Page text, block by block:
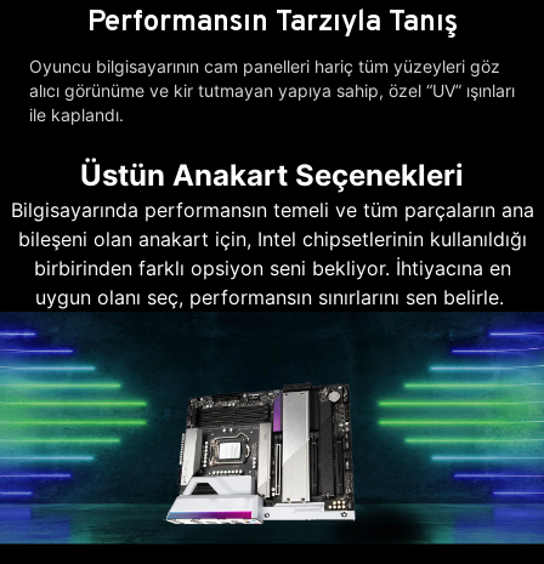
Performansın Tarzıyla Tanış
Oyuncu bilgisayarının cam panelleri hariç tüm yüzeyleri göz
alıcı görünüme ve kir tutmayan yapıya sahip, özel “UV” ışınları
ile kaplandı.
Üstün Anakart Seçenekleri
Bilgisayarında performansın temeli ve tüm parçaların ana
bileşeni olan anakart için, Intel chipsetlerinin kullanıldığı
birbirinden farklı opsiyon seni bekliyor. İhtiyacına en
uygun olanı seç, performansın sınırlarını sen belirle.